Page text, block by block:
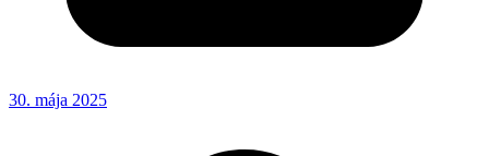
30. mája 2025